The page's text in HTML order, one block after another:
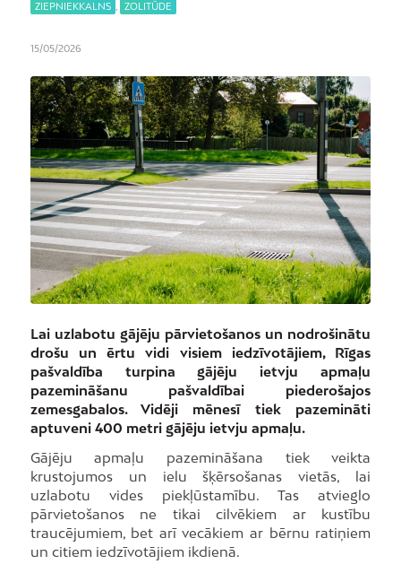
ZIEPNIEKKALNS
ZOLITŪDE
15/05/2026
Lai uzlabotu gājēju pārvietošanos un nodrošinātu
drošu un ērtu vidi visiem iedzīvotājiem, Rīgas
pašvaldība turpina gājēju ietvju apmaļu
pazemināšanu pašvaldībai piederošajos
zemesgabalos. Vidēji mēnesī tiek pazemināti
aptuveni 400 metri gājēju ietvju apmaļu.
Gājēju apmaļu pazemināšana tiek veikta
krustojumos un ielu šķērsošanas vietās, lai
uzlabotu vides piekļūstamību. Tas atvieglo
pārvietošanos ne tikai cilvēkiem ar kustību
traucējumiem, bet arī vecākiem ar bērnu ratiņiem
un citiem iedzīvotājiem ikdienā.